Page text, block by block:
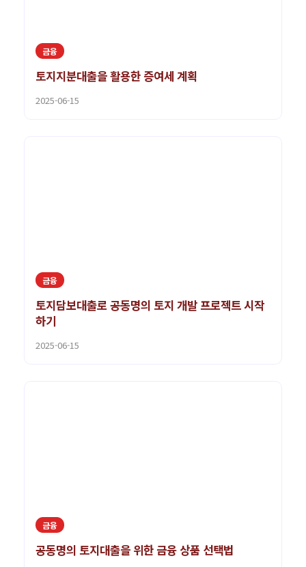
금융
토지지분대출을 활용한 증여세 계획
2025-06-15
금융
토지담보대출로 공동명의 토지 개발 프로젝트 시작
하기
2025-06-15
금융
공동명의 토지대출을 위한 금융 상품 선택법